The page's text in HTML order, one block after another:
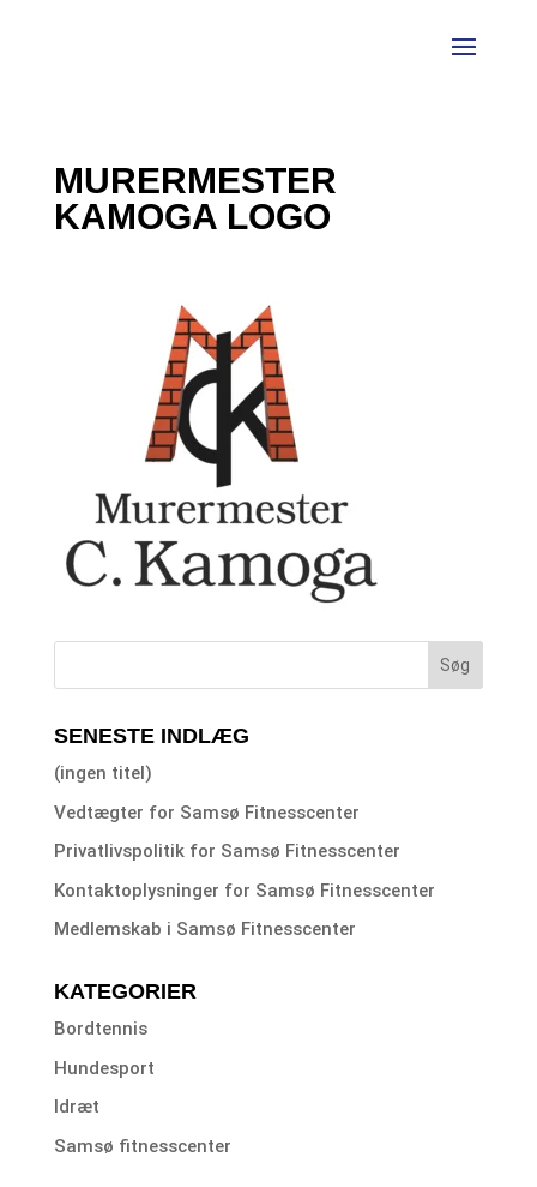
MURERMESTER
KAMOGA LOGO
SENESTE INDLÆG
(ingen titel)
Vedtægter for Samsø Fitnesscenter
Privatlivspolitik for Samsø Fitnesscenter
Kontaktoplysninger for Samsø Fitnesscenter
Medlemskab i Samsø Fitnesscenter
KATEGORIER
Bordtennis
Hundesport
Idræt
Samsø fitnesscenter